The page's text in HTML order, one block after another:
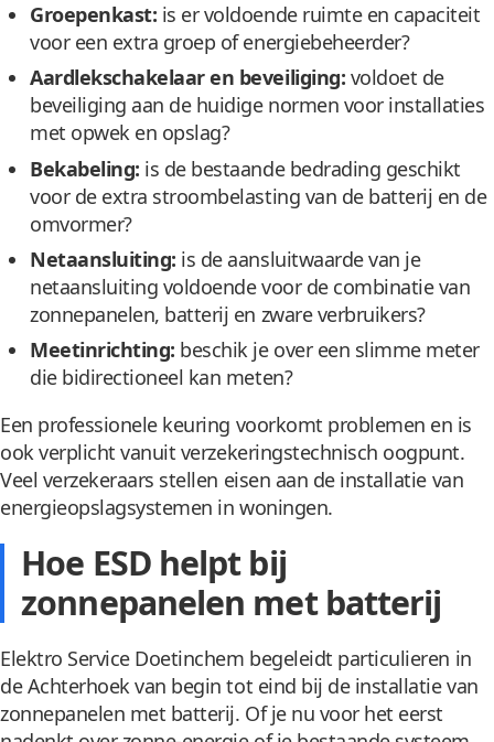
Groepenkast: is er voldoende ruimte en capaciteit
voor een extra groep of energiebeheerder?
Aardlekschakelaar en beveiliging: voldoet de
beveiliging aan de huidige normen voor installaties
met opwek en opslag?
Bekabeling: is de bestaande bedrading geschikt
voor de extra stroombelasting van de batterij en de
omvormer?
Netaansluiting: is de aansluitwaarde van je
netaansluiting voldoende voor de combinatie van
zonnepanelen, batterij en zware verbruikers?
Meetinrichting: beschik je over een slimme meter
die bidirectioneel kan meten?
Een professionele keuring voorkomt problemen en is
ook verplicht vanuit verzekeringstechnisch oogpunt.
Veel verzekeraars stellen eisen aan de installatie van
energieopslagsystemen in woningen.
Hoe ESD helpt bij
zonnepanelen met batterij
Elektro Service Doetinchem begeleidt particulieren in
de Achterhoek van begin tot eind bij de installatie van
zonnepanelen met batterij. Of je nu voor het eerst